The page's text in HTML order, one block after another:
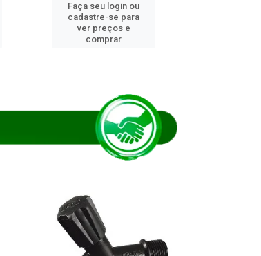
Faça seu login ou
cadastre-se para
ver preços e
comprar